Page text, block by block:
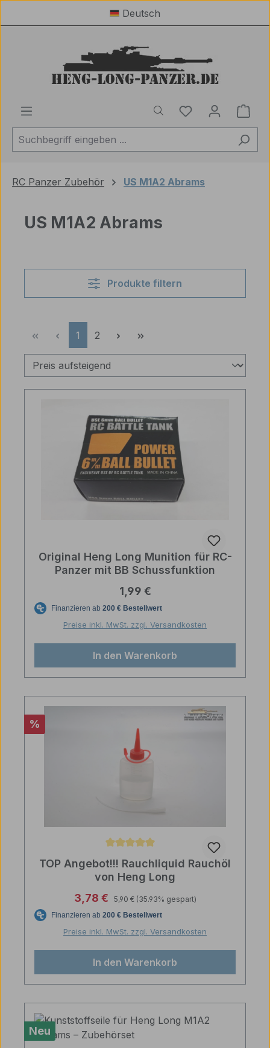
Zum Hauptinhalt springenDeutsch
Du hast 0
RC Panzer Zubehör US M1A2 Abrams
US M1A2 Abrams
Produkte filtern
Seite
1 Seite
2
Original Heng Long Munition für RC-
Panzer mit BB Schussfunktion
Regulärer Preis:
1,99 €
Preise inkl. MwSt. zzgl. Versandkosten
In den Warenkorb
Rabatt
%
Durchschnittliche Bewertung von 5 von 5 Sternen
TOP Angebot!!! Rauchliquid Rauchöl
von Heng Long
Verkaufspreis:
3,78 € Regulärer Preis:
5,90 € (35.93% gespart)
Preise inkl. MwSt. zzgl. Versandkosten
In den Warenkorb
Neu